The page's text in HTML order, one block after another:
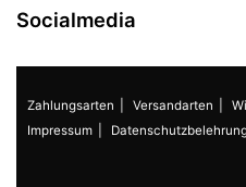
Socialmedia
Zahlungsarten Versandarten
Impressum